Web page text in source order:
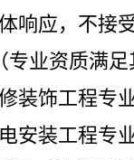
响应，不接
专业资质满
装饰工程专
安装工程专